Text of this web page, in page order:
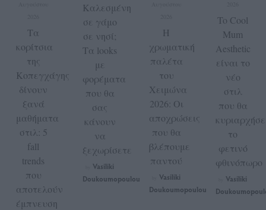
Τα
κορίτσια
της
Κοπεγχάγης
δίνουν
ξανά
μαθήματα
στιλ: 5
fall
trends
που
αποτελούν
έμπνευση
Καλεσμένη
σε γάμο
σε νησί;
Τα looks
με
φορέματα
που θα
σας
κάνουν
να
ξεχωρίσετε
Vasiliki
Doukoumopoulou
Η
χρωματική
παλέτα
του
Χειμώνα
2026: Οι
αποχρώσεις
που θα
βλέπουμε
παντού
Vasiliki
Doukoumopoulou
To Cool
Mum
Aesthetic
είναι το
νέο
στιλ
που θα
το
φετινό
φθινόπωρο
Vasiliki